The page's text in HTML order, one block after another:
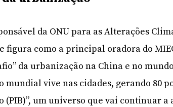
da ONU para as Alterações
figura como a principal oradora do
da urbanização na China e no
mundial vive nas cidades, gerando 80
(PIB)”, um universo que vai continuar a